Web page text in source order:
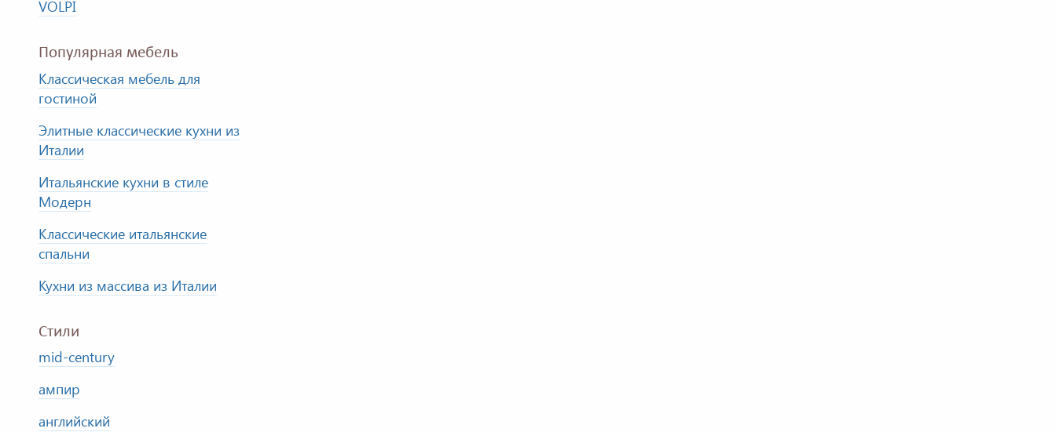
VOLPI
Популярная мебель
Классическая мебель для
гостиной
Элитные классические кухни из
Италии
Итальянские кухни в стиле
Модерн
Классические итальянские
спальни
Кухни из массива из Италии
Стили
mid-century
ампир
английский